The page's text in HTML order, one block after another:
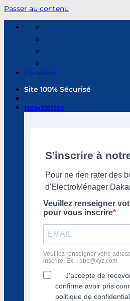
Passer au contenu
Livraison
Site 100% Sécurisé
Newsletter
S'inscrire à
Pour ne rien rater des
d'ElectroMénager
Veuillez renseigner
pour vous inscrire
Veuillez renseigner votre
inscrire. Ex. : abc@xyz.com
J'accepte de
confirme avoir pris
politique de